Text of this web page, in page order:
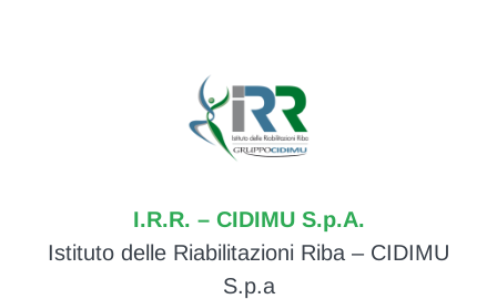
I.R.R. – CIDIMU S.p.A.
Istituto delle Riabilitazioni Riba – CIDIMU
S.p.a